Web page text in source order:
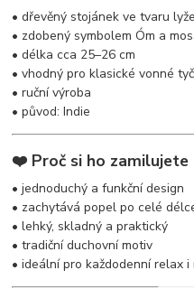
• dřevěný stojánek ve tvaru lyže
• zdobený symbolem Óm a
• délka cca 25–26 cm
• vhodný pro klasické vonné
• ruční výroba
• původ: Indie
❤️ Proč si ho zamilujete
• jednoduchý a funkční design
• zachytává popel po celé
• lehký, skladný a praktický
• tradiční duchovní motiv
• ideální pro každodenní relax i